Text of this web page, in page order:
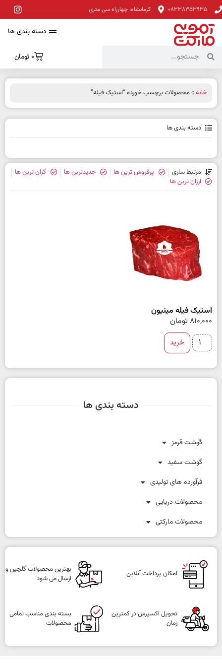
08338353935 کرمانشاه، چهارراه سی متری
دسته بندی ها
0 تومان
دسته بندی ها
گوشت قرمز
گوشت سفید
فرآورده های تولیدی
محصولات دریایی
محصولات مارکتی
خانه » محصولات برچسب خورده “استیک فیله”
دسته بندی ها
مرتبط سازی پرفروش ترین ها جدیدترین ها
گران ترین ها
ارزان ترین ها
استیک فیله مینیون
810,000تومان
خرید
امکان پرداخت آنلاین
بهترین محصولات گلچین و
ارسال می شود
تحویل اکسپرس در کمترین
زمان
بسته بندی مناسب تمامی
محصولات